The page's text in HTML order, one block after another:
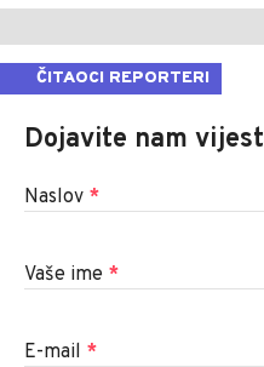
ČITAOCI REPORTERI
Dojavite nam vijest
Naslov *
Vaše ime *
E-mail *